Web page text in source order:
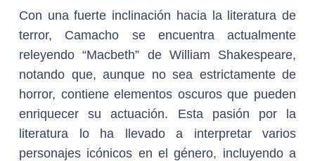
Con una fuerte inclinación hacia la literatura de
terror, Camacho se encuentra actualmente
releyendo “Macbeth” de William Shakespeare,
notando que, aunque no sea estrictamente de
horror, contiene elementos oscuros que pueden
enriquecer su actuación. Esta pasión por la
literatura lo ha llevado a interpretar varios
personajes icónicos en el género, incluyendo a